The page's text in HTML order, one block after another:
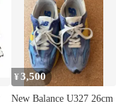
¥3,500
New Balance U327 26cm